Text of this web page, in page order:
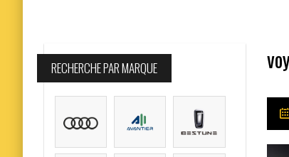
RECHERCHE PAR MARQUE